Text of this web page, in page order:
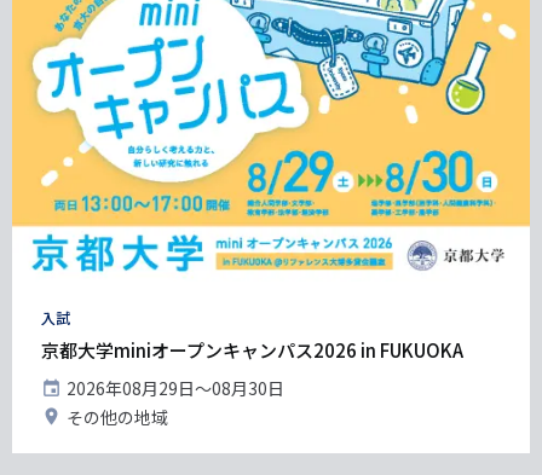
タ
グ
入試
京都大学miniオープンキャンパス2026 in FUKUOKA
開
催
日
2026年08月29日〜08月30日
開
地
その他の地域